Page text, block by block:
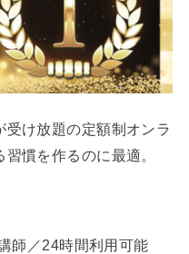
け放題の定額制オンラ
慣を作るのに最適。
師／24時間利用可能